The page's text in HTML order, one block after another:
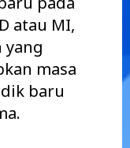
atau MI,
yang
masa
baru